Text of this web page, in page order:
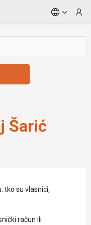
Šarić
tko su vlasnici,
račun ili